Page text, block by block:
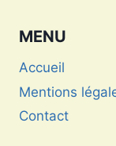
MENU
Accueil
Mentions
Contact